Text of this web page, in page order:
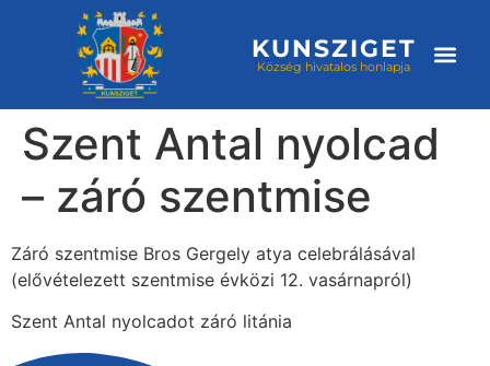
KUNSZIGET
Község hivatalos honlapja
Szent Antal nyolcad
– záró szentmise
Záró szentmise Bros Gergely atya celebrálásával
(elővételezett szentmise évközi 12. vasárnapról)
Szent Antal nyolcadot záró litánia